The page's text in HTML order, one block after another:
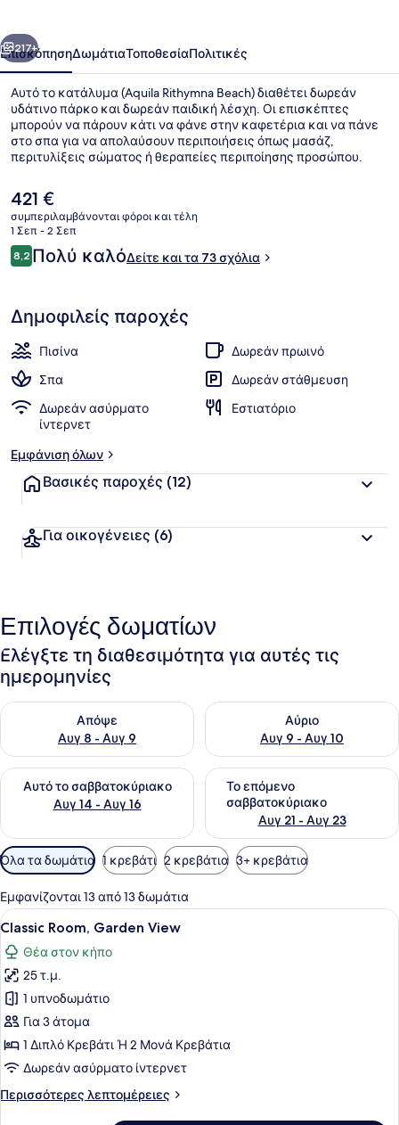
Επόμενο
217+
ΕπισκόπησηΔωμάτιαΤοποθεσίαΠολιτικές
Αυτό το κατάλυμα (Aquila Rithymna Beach) διαθέτει δωρεάν
υδάτινο πάρκο και δωρεάν παιδική λέσχη. Οι επισκέπτες
μπορούν να πάρουν κάτι να φάνε στην καφετέρια και να πάνε
στο σπα για να απολαύσουν περιποιήσεις όπως μασάζ,
περιτυλίξεις σώματος ή θεραπείες περιποίησης προσώπου.
(πολυτελείας) είναι 4 εξωτερικές πισίνες, υδάτινο πάρκο και
εσωτερική πισίνα.
Η
τρέχουσα
τιμή
είναι
421 €
421 €
συμπεριλαμβάνονται φόροι και τέλη
1 Σεπ - 2 Σεπ
Σχόλια
8,28,2 στα 10
Πολύ καλόΔείτε και τα 73 σχόλια
Δημοφιλείς παροχές
Πισίνα
Δωρεάν πρωινό
Σπα
Δωρεάν στάθμευση
Δωρεάν ασύρματο
ίντερνετ
Εστιατόριο
Εμφάνιση όλων
Βασικές παροχές (12)
Για οικογένειες (6)
Επιλογές δωματίων
Ελέγξτε τη διαθεσιμότητα για αυτές τις
ημερομηνίες
Απόψε
Αυγ 8 - Αυγ 9
Έλεγχος διαθεσιμότητας για απόψε Αυγ 8 - Αυγ 9
Αύριο
Αυγ 9 - Αυγ 10
Έλεγχος διαθεσιμότητας
Αυτό το σαββατοκύριακο
Αυγ 14 - Αυγ 16
Έλεγχος διαθεσιμότητας για αυτό το σαββατοκύριακο Αυγ
Το επόμενο
σαββατοκύριακο
Αυγ 21 - Αυγ 23
Έλεγχος διαθεσιμότητας
Διαθέσιμα
φίλτρα
για
τα
δωμάτια
Όλα τα δωμάτια 1 κρεβάτι 2 κρεβάτια 3+ κρεβάτια
Εμφανίζονται 13 από 13 δωμάτια
Προβολή
όλων
των
φωτογραφιών
για
Classic
Room,
Garden
Ένα δωμάτιο ξενοδοχείου με ένα
6
Classic Room, Garden View
Θέα στον κήπο
25 τ.μ.
1 υπνοδωμάτιο
Για 3 άτομα
1 Διπλό Κρεβάτι Ή 2 Μονά Κρεβάτια
Δωρεάν ασύρματο ίντερνετ
Περισσότερες λεπτομέρειες
Περισσότερες